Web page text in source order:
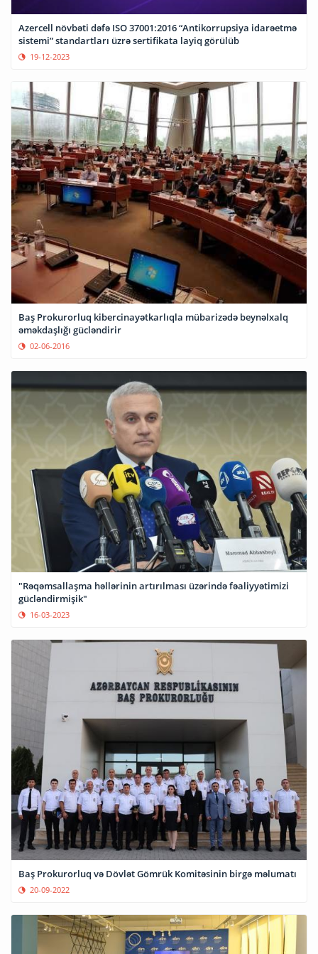
Azercell növbəti dəfə ISO 37001:2016 “Antikorrupsiya idarəetmə
19-12-2023
Baş Prokurorluq kibercinayətkarlıqla mübarizədə beynəlxalq
əməkdaşlığı gücləndirir
02-06-2016
"Rəqəmsallaşma həllərinin artırılması üzərində fəaliyyətimizi
gücləndirmişik"
16-03-2023
Baş Prokurorluq və Dövlət Gömrük Komitəsinin birgə məlumatı
20-09-2022